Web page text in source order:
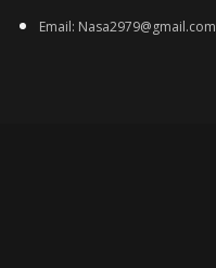
Email: Nasa2979@gmail.com